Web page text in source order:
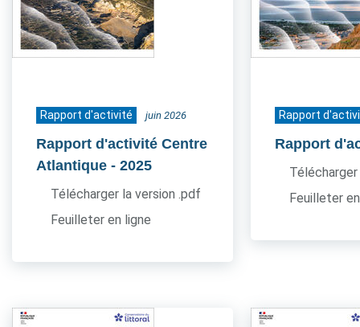
Rapport d'activité juin 2026
Rapport d'activité Centre
Atlantique - 2025
Télécharger la version .pdf
Feuilleter en ligne
Rapport
Rapport
Feuilleter